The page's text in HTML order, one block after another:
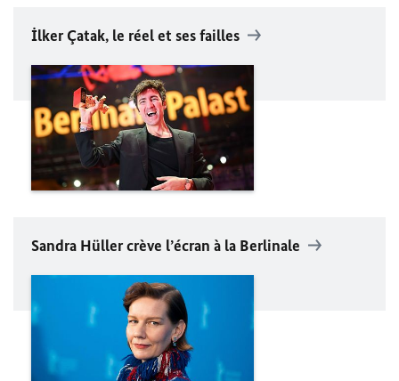
İlker Çatak, le réel et ses failles
Sandra Hüllercrève l’écran à la Berlinale